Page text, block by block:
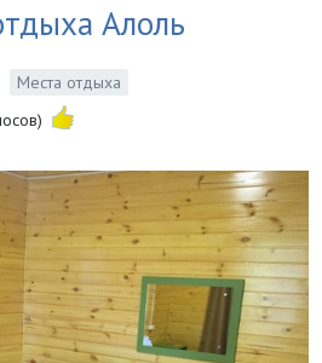
Алоль
Места отдыха